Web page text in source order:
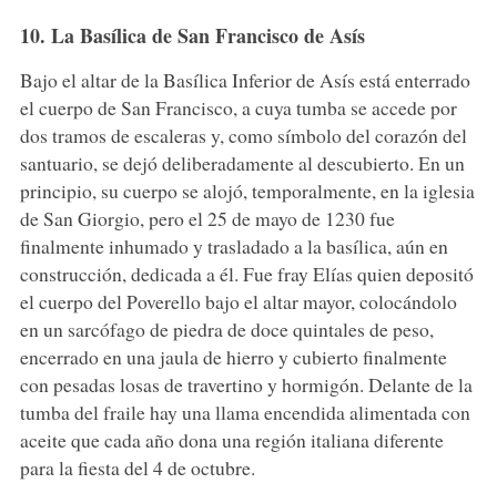
10. La Basílica de San Francisco de Asís
Bajo el altar de la Basílica Inferior de Asís está enterrado
el cuerpo de San Francisco, a cuya tumba se accede por
dos tramos de escaleras y, como símbolo del corazón del
santuario, se dejó deliberadamente al descubierto. En un
principio, su cuerpo se alojó, temporalmente, en la iglesia
de San Giorgio, pero el 25 de mayo de 1230 fue
finalmente inhumado y trasladado a la basílica, aún en
construcción, dedicada a él. Fue fray Elías quien depositó
el cuerpo del Poverello bajo el altar mayor, colocándolo
en un sarcófago de piedra de doce quintales de peso,
encerrado en una jaula de hierro y cubierto finalmente
con pesadas losas de travertino y hormigón. Delante de la
tumba del fraile hay una llama encendida alimentada con
aceite que cada año dona una región italiana diferente
para la fiesta del 4 de octubre.